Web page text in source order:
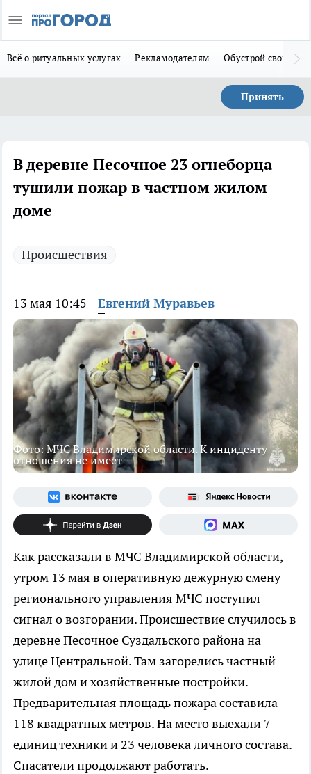
Всё о ритуальных услугах Рекламодателям Обустрой свой дом
Принять
В деревне Песочное 23 огнеборца
тушили пожар в частном жилом
доме
Происшествия
13 мая 10:45 Евгений Муравьев
Фото: МЧС Владимирской области. К инциденту
отношения не имеет
Как рассказали в МЧС Владимирской области,
утром 13 мая в оперативную дежурную смену
регионального управления МЧС поступил
сигнал о возгорании. Происшествие случилось в
деревне Песочное Суздальского района на
улице Центральной. Там загорелись частный
жилой дом и хозяйственные постройки.
Предварительная площадь пожара составила
118 квадратных метров. На место выехали 7
единиц техники и 23 человека личного состава.
Спасатели продолжают работать.